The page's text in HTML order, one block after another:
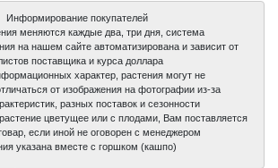
Информирование покупателей
меняются каждые два, три дня, система
на нашем сайте автоматизирована и зависит от
поставщика и курса доллара
характер, растения могут не
от изображения на фотографии из-за
разных поставок и сезонности
цветущее или с плодами, Вам поставляется
если иной не оговорен с менеджером
указана вместе с горшком (кашпо)